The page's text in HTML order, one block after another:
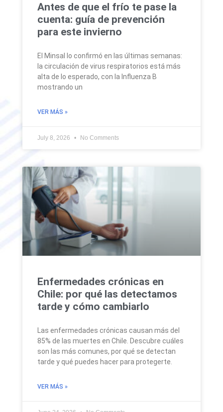
Antes de que el frío te pase la
cuenta: guía de prevención
para este invierno
El Minsal lo confirmó en las últimas semanas:
la circulación de virus respiratorios está más
alta de lo esperado, con la Influenza B
mostrando un
VER MÁS »
July 8, 2026 No Comments
Enfermedades crónicas en
Chile: por qué las detectamos
tarde y cómo cambiarlo
Las enfermedades crónicas causan más del
85% de las muertes en Chile. Descubre cuáles
son las más comunes, por qué se detectan
tarde y qué puedes hacer para protegerte.
VER MÁS »